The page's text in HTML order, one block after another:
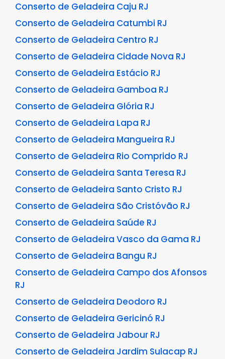
Conserto de Geladeira Caju RJ
Conserto de Geladeira Catumbi RJ
Conserto de Geladeira Centro RJ
Conserto de Geladeira Cidade Nova RJ
Conserto de Geladeira Estácio RJ
Conserto de Geladeira Gamboa RJ
Conserto de Geladeira Glória RJ
Conserto de Geladeira Lapa RJ
Conserto de Geladeira Mangueira RJ
Conserto de Geladeira Rio Comprido RJ
Conserto de Geladeira Santa Teresa RJ
Conserto de Geladeira Santo Cristo RJ
Conserto de Geladeira São Cristóvão RJ
Conserto de Geladeira Saúde RJ
Conserto de Geladeira Vasco da Gama RJ
Conserto de Geladeira Bangu RJ
Conserto de Geladeira Campo dos Afonsos
RJ
Conserto de Geladeira Deodoro RJ
Conserto de Geladeira Gericinó RJ
Conserto de Geladeira Jabour RJ
Conserto de Geladeira Jardim Sulacap RJ